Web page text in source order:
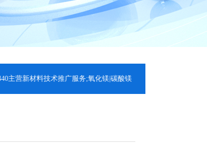
新材料技术推广服务;氧化镁|碳酸镁|轻质氧化镁